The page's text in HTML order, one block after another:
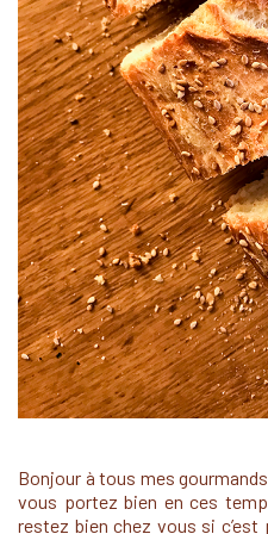
Bonjour à tous mes
vous portez bien en ces
restez bien chez vous si